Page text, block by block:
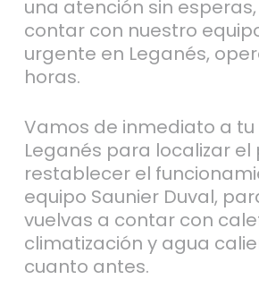
una atención sin
contar con nuestro
urgente en Leganés,
horas.
Vamos de inmediato a tu
Leganés para localizar
restablecer el
equipo Saunier Duval,
vuelvas a contar con
climatización y agua
cuanto antes.